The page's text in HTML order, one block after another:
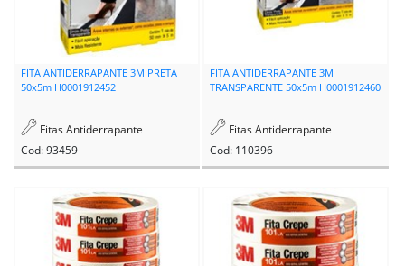
FITA ANTIDERRAPANTE 3M PRETA
50x5m H0001912452
Fitas Antiderrapante
Cod: 93459
FITA ANTIDERRAPANTE 3M
TRANSPARENTE 50x5m H0001912460
Fitas Antiderrapante
Cod: 110396